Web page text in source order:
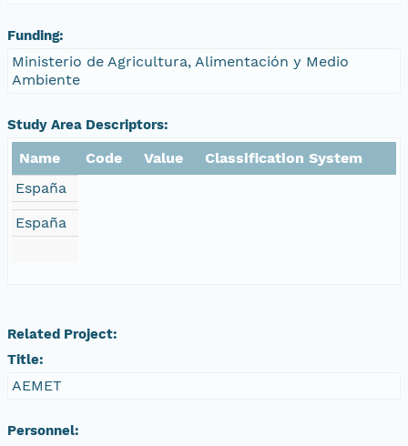
Funding:
Ministerio de Agricultura, Alimentación y Medio
Ambiente
Study Area Descriptors:
Name Code Value
Classification System
España
España
Related Project:
Title:
AEMET
Personnel: